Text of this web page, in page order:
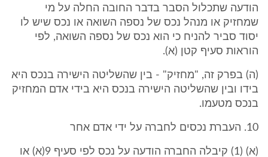
הודעה שתכלול הסבר בדבר החובה החלה על מי
שמחזיק או מנהל נכס של נספה השואה או נכס שיש לו
יסוד סביר להניח כי הוא נכס של נספה השואה, לפי
הוראות סעיף קטן (א).
(ה) בפרק זה, "מחזיק" - בין שהשליטה הישירה בנכס היא
בידו ובין שהשליטה הישירה בנכס היא בידי אדם המחזיק
בנכס מטעמו.
10. העברת נכסים לחברה על ידי אדם אחר
(א) (1) קיבלה החברה הודעה על נכס לפי סעיף 9(א) או